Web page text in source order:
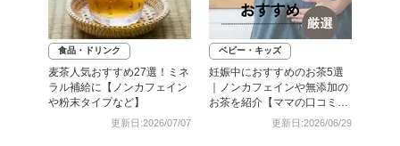
食品・ドリンク
麦茶人気おすすめ27選！ミネ
ラル補給に【ノンカフェイン
や粉末タイプなど】
更新日:2026/07/07
ベビー・キッズ
妊娠中におすすめのお茶5選
｜ノンカフェインや無添加の
お茶を紹介【ママの口コミ
更新日:2026/06/29